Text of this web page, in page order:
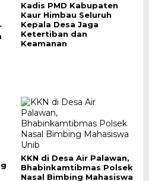
Kadis PMD Kabupaten
Kaur Himbau Seluruh
Kepala Desa Jaga
Ketertiban dan
Keamanan
KKN di Desa Air Palawan,
Bhabinkamtibmas Polsek
Nasal Bimbing Mahasiswa